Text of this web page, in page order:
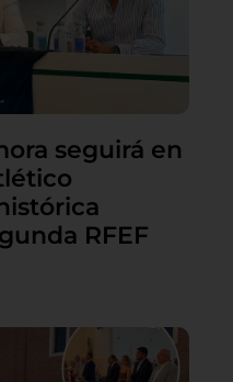
seguirá en
RFEF